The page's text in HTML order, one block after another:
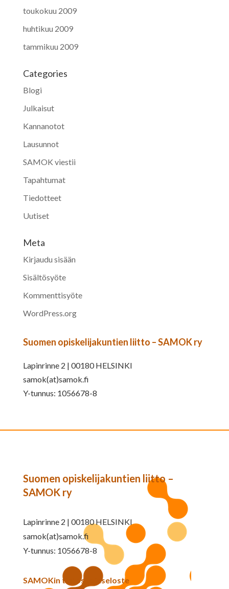
toukokuu 2009
huhtikuu 2009
tammikuu 2009
Categories
Blogi
Julkaisut
Kannanotot
Lausunnot
SAMOK viestii
Tapahtumat
Tiedotteet
Uutiset
Meta
Kirjaudu sisään
Sisältösyöte
Kommenttisyöte
WordPress.org
Suomen opiskelijakuntien liitto – SAMOK ry
Lapinrinne 2 | 00180 HELSINKI
samok(at)samok.fi
Y-tunnus: 1056678-8
Suomen opiskelijakuntien liitto –
SAMOK ry
Lapinrinne 2 | 00180 HELSINKI
samok(at)samok.fi
Y-tunnus: 1056678-8
SAMOKin tietosuojaseloste